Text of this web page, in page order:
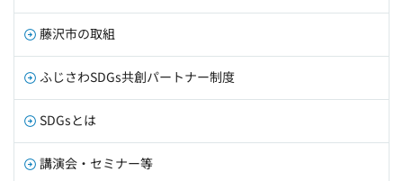
藤沢市の取組
ふじさわSDGs共創パートナー制度
SDGsとは
講演会・セミナー等